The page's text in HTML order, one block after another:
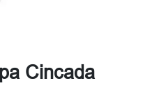
Cincada